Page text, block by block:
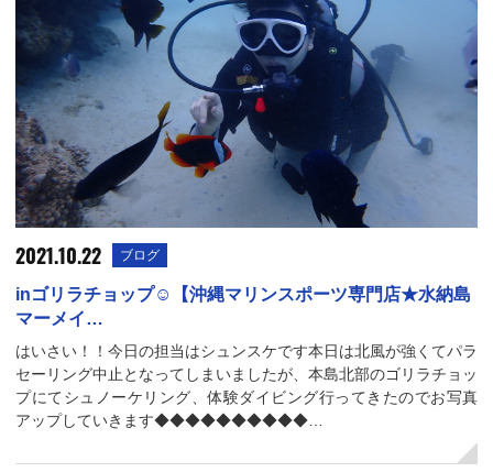
2021.10.22 ブログ
inゴリラチョップ☺【沖縄マリンスポーツ専門店★水納島
マーメイ…
はいさい！！今日の担当はシュンスケです本日は北風が強くてパラ
セーリング中止となってしまいましたが、本島北部のゴリラチョッ
プにてシュノーケリング、体験ダイビング行ってきたのでお写真
アップしていきます◆◆◆◆◆◆◆◆◆◆…